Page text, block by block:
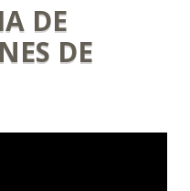
❅
DE
DE